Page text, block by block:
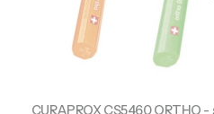
CURAPROX CS5460 ORTHO